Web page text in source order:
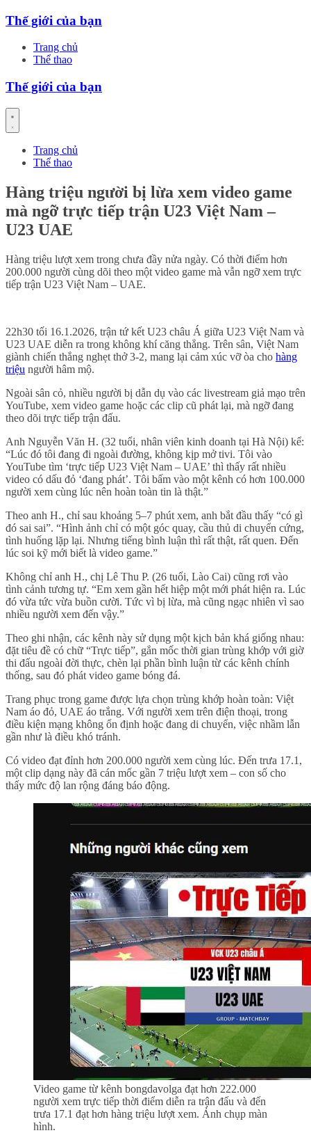
Skip
content
Thế giới của bạn
Trang chủ
Thể thao
Thế giới của bạn
Trang chủ
Thể thao
Hàng triệu người bị lừa xem video game
mà ngỡ trực tiếp trận U23 Việt Nam –
U23 UAE
Hàng triệu lượt xem trong chưa đầy nửa ngày. Có thời điểm hơn
200.000 người cùng dõi theo một video game mà vẫn ngỡ xem trực
tiếp trận U23 Việt Nam – UAE.
22h30 tối 16.1.2026, trận tứ kết U23 châu Á giữa U23 Việt Nam và
U23 UAE diễn ra trong không khí căng thẳng. Trên sân, Việt Nam
giành chiến thắng nghẹt thở 3-2, mang lại cảm xúc vỡ òa cho hàng
triệu người hâm mộ.
Ngoài sân cỏ, nhiều người bị dẫn dụ vào các livestream giả mạo trên
YouTube, xem video game hoặc các clip cũ phát lại, mà ngỡ đang
theo dõi trực tiếp trận đấu.
Anh Nguyễn Văn H. (32 tuổi, nhân viên kinh doanh tại Hà Nội) kể:
“Lúc đó tôi đang đi ngoài đường, không kịp mở tivi. Tôi vào
YouTube tìm ‘trực tiếp U23 Việt Nam – UAE’ thì thấy rất nhiều
video có dấu đỏ ‘đang phát’. Tôi bấm vào một kênh có hơn 100.000
người xem cùng lúc nên hoàn toàn tin là thật.”
Theo anh H., chỉ sau khoảng 5–7 phút xem, anh bắt đầu thấy “có gì
đó sai sai”. “Hình ảnh chỉ có một góc quay, cầu thủ di chuyển cứng,
tình huống lặp lại. Nhưng tiếng bình luận thì rất thật, rất quen. Đến
lúc soi kỹ mới biết là video game.”
Không chỉ anh H., chị Lê Thu P. (26 tuổi, Lào Cai) cũng rơi vào
tình cảnh tương tự. “Em xem gần hết hiệp một mới phát hiện ra. Lúc
đó vừa tức vừa buồn cười. Tức vì bị lừa, mà cũng ngạc nhiên vì sao
nhiều người xem đến vậy.”
Theo ghi nhận, các kênh này sử dụng một kịch bản khá giống nhau:
đặt tiêu đề có chữ “Trực tiếp”, gắn mốc thời gian trùng khớp với giờ
thi đấu ngoài đời thực, chèn lại phần bình luận từ các kênh chính
thống, sau đó phát video game bóng đá.
Trang phục trong game được lựa chọn trùng khớp hoàn toàn: Việt
Nam áo đỏ, UAE áo trắng. Với người xem trên điện thoại, trong
điều kiện mạng không ổn định hoặc đang di chuyển, việc nhầm lẫn
gần như là điều khó tránh.
Có video đạt đỉnh hơn 200.000 người xem cùng lúc. Đến trưa 17.1,
một clip dạng này đã cán mốc gần 7 triệu lượt xem – con số cho
thấy mức độ lan rộng đáng báo động.
Video game từ kênh bongdavolga đạt hơn 222.000
người xem trực tiếp thời điểm diễn ra trận đấu và đến
trưa 17.1 đạt hơn hàng triệu lượt xem. Ảnh chụp màn
hình.